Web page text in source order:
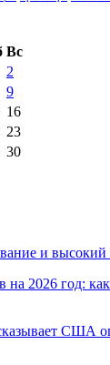
Вс
2
9
16
23
30
и
на 2026 год:
США